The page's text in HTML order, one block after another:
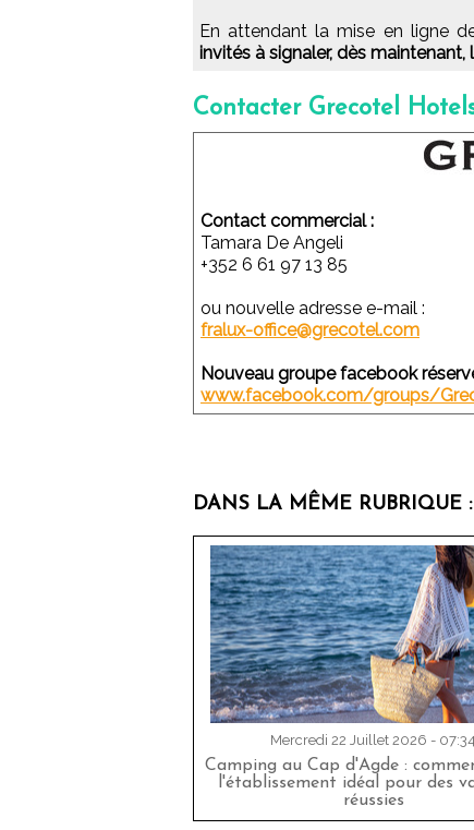
En attendant la mise en ligne
invités à signaler, dès
Contacter Grecotel
Contact commercial :
Tamara De Angeli
+352 6 61 97 13 85
ou nouvelle adresse e-mail :
fralux-office@grecotel.com
Nouveau groupe facebook
www.facebook.com/groups/
DANS LA MÊME RUBRIQUE :
Mercredi 22 Juillet 2026 - 07:34
Camping au Cap d'Agde :
l'établissement idéal pour des
réussies